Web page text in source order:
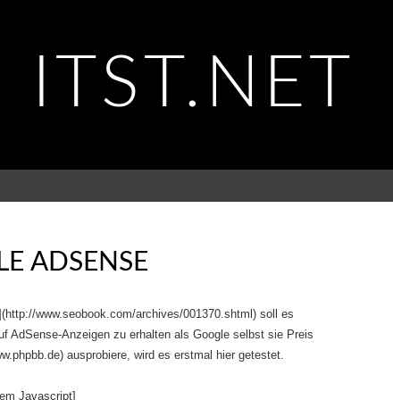
ITST.NET
ADSENSE
www.seobook.com/archives/001370.shtml) soll es
AdSense-Anzeigen zu erhalten als Google selbst sie Preis
ausprobiere, wird es erstmal hier getestet.
Javascript]